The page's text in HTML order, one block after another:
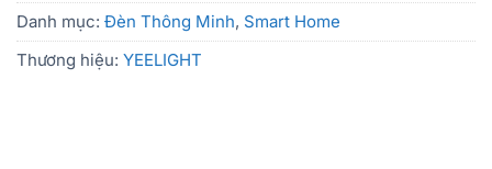
Danh mục: Đèn Thông Minh, Smart Home
Thương hiệu: YEELIGHT